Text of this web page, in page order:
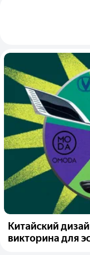
Китайский
викторина для